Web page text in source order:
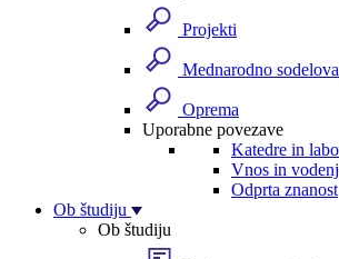
Projekti
Mednarodno
Oprema
Uporabne povezave
Katedre in
Vnos in
Odprta znanost
Ob študiju
Ob študiju